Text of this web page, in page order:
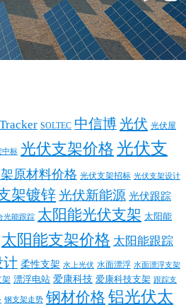
SOLTEC 中信博光伏 光伏屋
中标 光伏支架价格 光伏支
原材料价格 光伏支架招标 光伏支架设计
架镀锌光伏新能源 光伏跟踪
光能跟踪 太阳能光伏支架 太阳能
太阳能支架价格 太阳能跟踪
计 柔性支架 水上光伏 水面漂浮 水面漂浮支架
架 漂浮电站 爱康科技 爱康科技支架 跟踪支
钢支架走势 钢材价格 铝光伏太